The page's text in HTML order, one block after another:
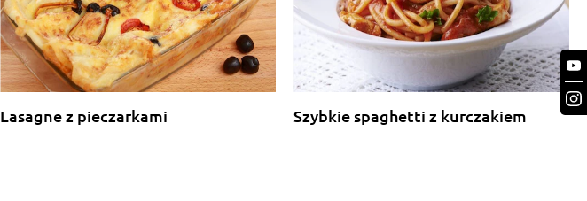
Lasagne z pieczarkami Szybkie spaghetti z kurczakiem